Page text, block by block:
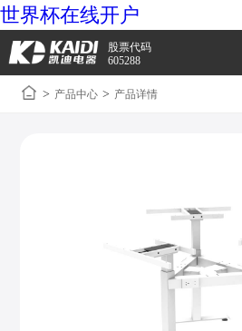
世界杯在线开户
股票代码
605288
> 产品中心 > 产品详情